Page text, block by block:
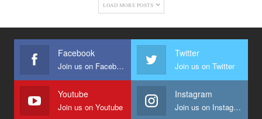
LOAD MORE POSTS
Facebook
Join us on Facebook
Twitter
Join us on Twitter
Youtube
Join us on Youtube
Instagram
Join us on Instagram